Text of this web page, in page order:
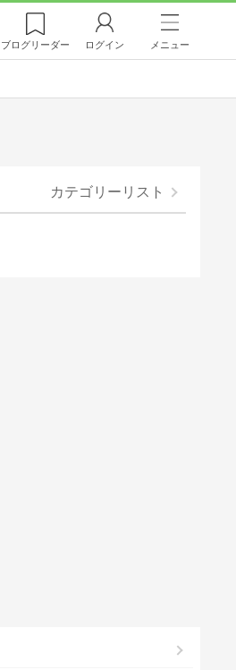
ブログリーダー ログイン メニュー
カテゴリーリスト